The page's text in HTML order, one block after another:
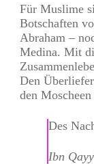
Für Muslime
Botschaften
Abraham –
Medina. Mit
Den
den
Des
Ibn